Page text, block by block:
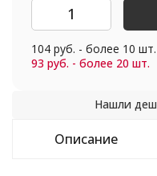
104 руб. - более 10 шт.
93 руб. - более 20 шт.
Описание